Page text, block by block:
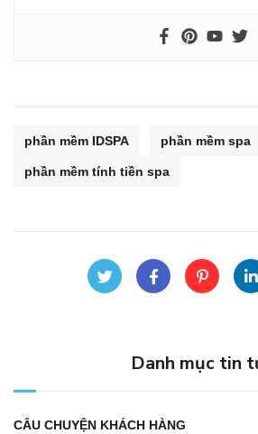
phần mềm IDSPA phần mềm spa
phần mềm tính tiền spa
Danh mục tin
CÂU CHUYỆN KHÁCH HÀNG